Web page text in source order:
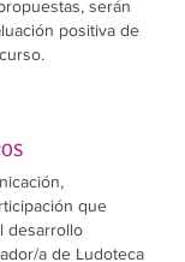
serán
positiva de
que
desarrollo
a de Ludoteca